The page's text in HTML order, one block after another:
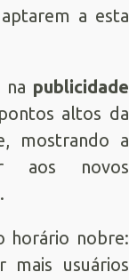
a esta
na publicidade
altos da
mostrando a
aos novos
horário nobre:
mais usuários